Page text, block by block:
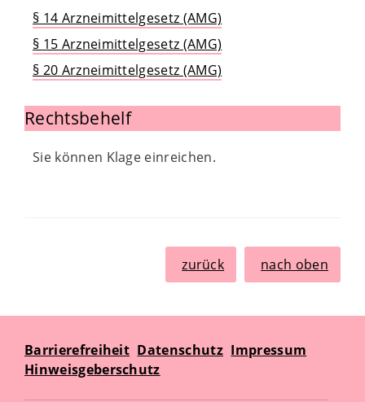
§ 14 Arzneimittelgesetz (AMG)
§ 15 Arzneimittelgesetz (AMG)
§ 20 Arzneimittelgesetz (AMG)
Rechtsbehelf
Sie können Klage einreichen.
zurück nach oben
Barrierefreiheit Datenschutz Impressum
Hinweisgeberschutz